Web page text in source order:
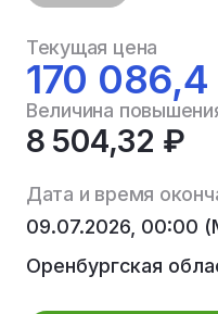
Текущая цена
170
Величина
8 504,32 ₽
Дата и время
09.07.2026, 00:00
Оренбургская